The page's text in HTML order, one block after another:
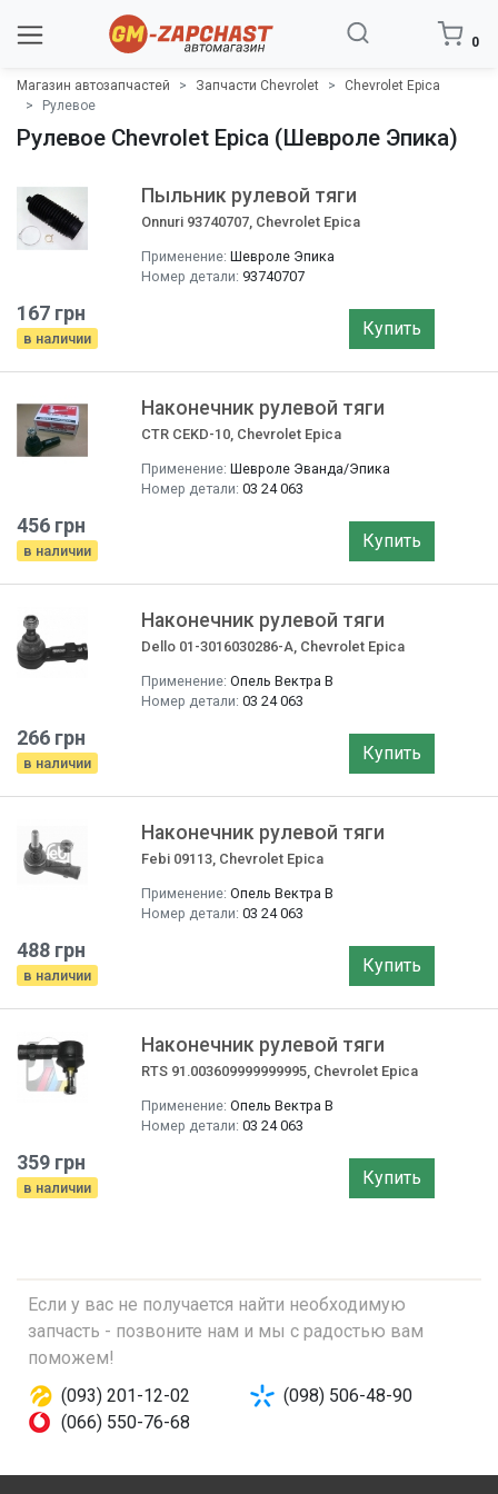
0
Магазин автозапчастей Запчасти Chevrolet
Chevrolet Epica
Рулевое
Рулевое Chevrolet Epica (Шевроле Эпика)
Пыльник рулевой тяги
Onnuri 93740707, Chevrolet Epica
Применение: Шевроле Эпика
Номер детали: 93740707
167 грн
в наличии Купить
Наконечник рулевой тяги
CTR CEKD-10, Chevrolet Epica
Применение: Шевроле Эванда/Эпика
Номер детали: 03 24 063
456 грн
в наличии Купить
Наконечник рулевой тяги
Dello 01-3016030286-A, Chevrolet Epica
Применение: Опель Вектра B
Номер детали: 03 24 063
266 грн
в наличии Купить
Наконечник рулевой тяги
Febi 09113, Chevrolet Epica
Применение: Опель Вектра B
Номер детали: 03 24 063
488 грн
в наличии Купить
Наконечник рулевой тяги
RTS 91.003609999999995, Chevrolet Epica
Применение: Опель Вектра B
Номер детали: 03 24 063
359 грн
в наличии Купить
Если у вас не получается найти необходимую
запчасть - позвоните нам и мы с радостью вам
поможем!
(093) 201-12-02
(098) 506-48-90
(066) 550-76-68